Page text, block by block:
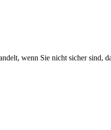
wenn Sie nicht sicher sind,